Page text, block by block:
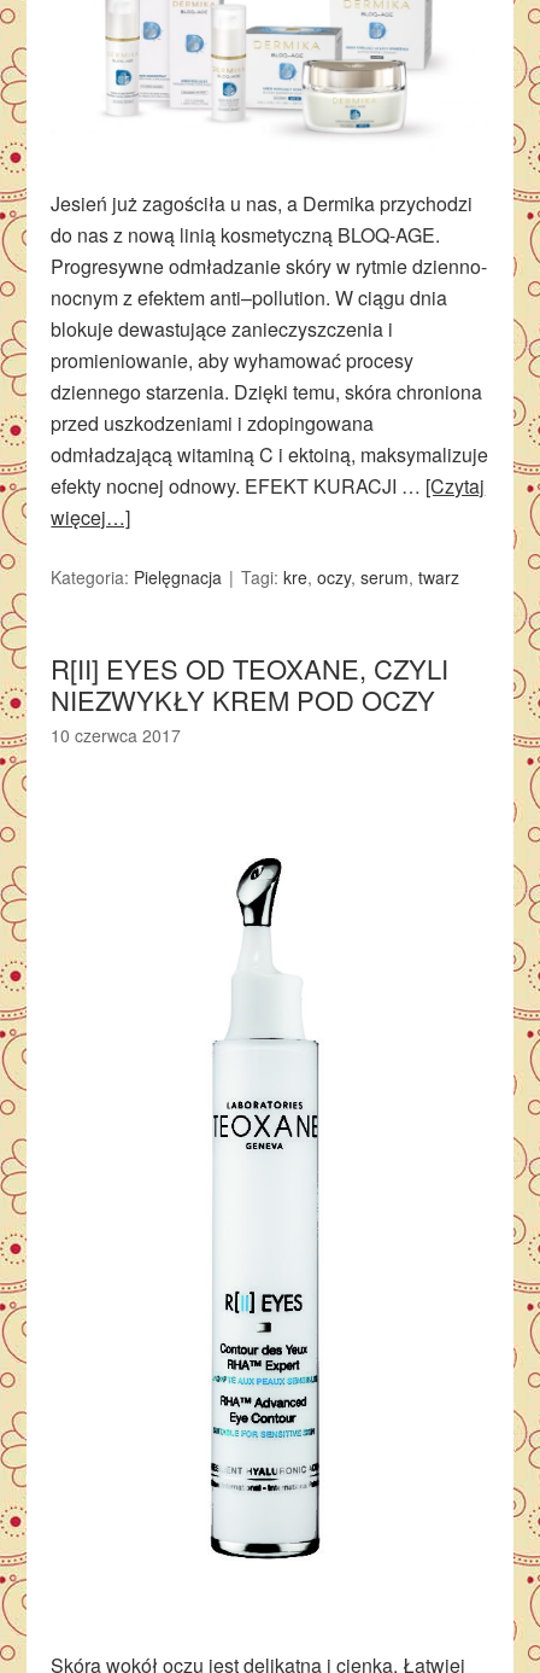
Jesień już zagościła u nas, a Dermika przychodzi
do nas z nową linią kosmetyczną BLOQ-AGE.
Progresywne odmładzanie skóry w rytmie dzienno-
nocnym z efektem anti–pollution. W ciągu dnia
blokuje dewastujące zanieczyszczenia i
promieniowanie, aby wyhamować procesy
dziennego starzenia. Dzięki temu, skóra chroniona
przed uszkodzeniami i zdopingowana
odmładzającą witaminą C i ektoiną, maksymalizuje
efekty nocnej odnowy. EFEKT KURACJI … [Czytaj
więcej…]
Kategoria: Pielęgnacja Tagi:kre,oczy,serum,twarz
R[II] EYES OD TEOXANE, CZYLI
NIEZWYKŁY KREM POD OCZY
10 czerwca 2017
Skóra wokół oczu jest delikatna i cienka. Łatwiej